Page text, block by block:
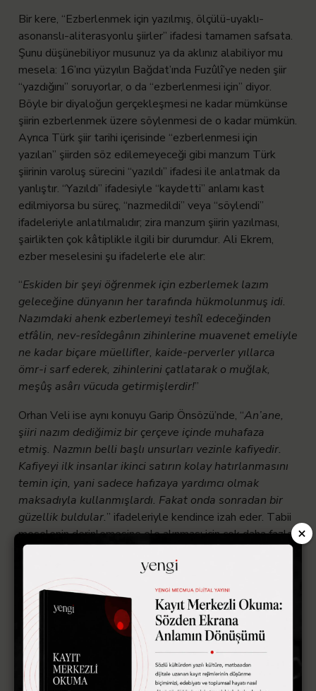
×
Bir kere, “Ezberlenmek için yazılmış, ölçülü-uyaklı-
asonanslı-aliterasyonlu şiirler” ifadesi tamamen safsata.
Şunu düşünebiliyor musunuz ya da aklınız alabiliyor mu
mesela: 16’ıncı yüzyılın Bağdat’ında Fuzûlî’ye neden şiir
“yazdığını” soruyorlar, o da “ezberlenmesi için” diyor.
Böyle bir diyaloğun gerçekleşmesi ne kadar mümkünse
şiirin ezberlenmek üzere söylenmesi de o kadar mümkün.
Ayrıca Türk şiir tarihi içerisinde “ezberlenmesi için
yazılan” şiirden söz edilemeyeceği gibi manzum Türk
şiirinin varoluş sürecini “yazıldı” ifadesi ile anlatmak da
yanlıştır. “Yazıldı” ifadesiyle “kaydetti” anlamı kast
edilmiyorsa bu süreç, “nazmedildi” veya “söylendi”
ifadeleriyle anlatılmalıdır; zira manzum şiirin yazılması,
şairlikten çok kâtiplikle ilgili bir durumdur. Ali Ekrem,
ezber meselesini şu ifadelerle ele alır:
“Eskiden bir şeyi öğrenmek için ezberlemek lazım
geleceğine dünyanın her tarafında hükmolunmuş idi.
Nazımdaki ahenk ezberlemeyi teshîl edeceğinden
etfâlin, nev-resîdegânın zihinlerine muavenet emeliyle
ne kadar biçare müellifler, kaide-perverler yıllarca
ömr-i sarf ederek, zihinlerini çatlatarak o muğlak,
meşûş asârı vücuda getirmişlerdir!”
Orhan Veli ise aynı konuyu Garip Önsözü’nde, “An’ane,
şiiri nazım dediğimiz bir çerçeve içinde muhafaza
etmiş. Nazmın belli başlı unsurları vezinle kafiyedir.
Kafiyeyi ilk insanlar ikinci satırın kolay hatırlanmasını
temin için, yani sadece hafızaya yardımcı olmak
maksadıyla kullanmışlardı. Fakat onda sonradan bir
güzellik buldular.” ifadeleriyle kendince izah eder. Tabii
meselenin derinlemesine ele alınması için çok daha fazla
kaynaktan onlarca alıntı yapmak gerekiyor. Ancak başıma
bela olan bu 15’inci maddenin belirginleştirilmesi
gereken öyle tarafları var ki kanaatimi ifade edip
“ezberlenmesi için yazılan şiir” meselesini kapatacağım.
Manzum şiirler, hiçbir zaman bir şeyler ezberlensin diye
yazılmamıştır. Tabii bunu, manzum sözlükler ve talim için
yazılmış diğer ilmî eserleri bir kenara koyarak
söylüyorum. Bununla birlikte vezin ve kafiye, daha önce
başka bir kayıt imkânı ile karşılaşmamış sözü